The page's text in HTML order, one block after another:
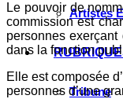
Artistes
Tribune
Le pouvoir de
commission est
personnes
dans la fonction
Elle est composée
personnes d’une